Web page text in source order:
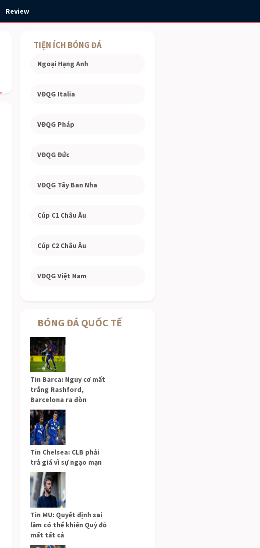
Review
TIỆN ÍCH BÓNG ĐÁ
Ngoại Hạng Anh
VĐQG Italia
VĐQG Pháp
VĐQG Đức
VĐQG Tây Ban Nha
Cúp C1 Châu Âu
Cúp C2 Châu Âu
VĐQG Việt Nam
BÓNG ĐÁ QUỐC TẾ
Tin Barca: Nguy cơ mất
trắng Rashford,
Barcelona ra đòn
Tin Chelsea: CLB phải
trả giá vì sự ngạo mạn
Tin MU: Quyết định sai
lầm có thể khiến Quỷ đỏ
mất tất cả